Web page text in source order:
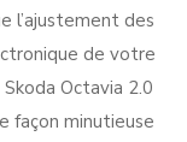
l’ajustement des
de votre
Octavia 2.0
façon minutieuse